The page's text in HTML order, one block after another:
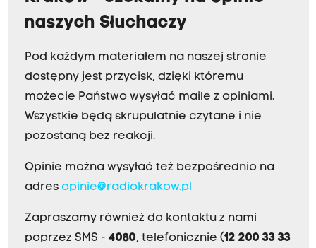
naszych Słuchaczy
Pod każdym materiałem na naszej stronie
dostępny jest przycisk, dzięki któremu
możecie Państwo wysyłać maile z opiniami.
Wszystkie będą skrupulatnie czytane i nie
pozostaną bez reakcji.
Opinie można wysyłać też bezpośrednio na
adres opinie@radiokrakow.pl
Zapraszamy również do kontaktu z nami
poprzez SMS - 4080, telefonicznie (12 200 33 33